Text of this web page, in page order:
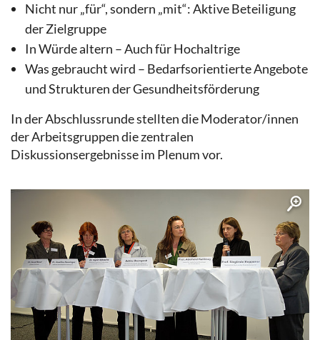
Nicht nur „für“, sondern „mit“: Aktive Beteiligung
der Zielgruppe
In Würde altern – Auch für Hochaltrige
Was gebraucht wird – Bedarfsorientierte Angebote
und Strukturen der Gesundheitsförderung
In der Abschlussrunde stellten die Moderator/innen
der Arbeitsgruppen die zentralen
Diskussionsergebnisse im Plenum vor.